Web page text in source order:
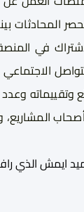
بحصر
في
ايمش الذي